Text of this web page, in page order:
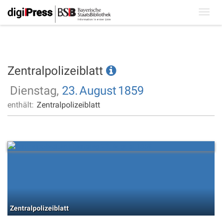
Zentralpolizeiblatt
Dienstag, 23.August 1859
enthält: Zentralpolizeiblatt
Zentralpolizeiblatt